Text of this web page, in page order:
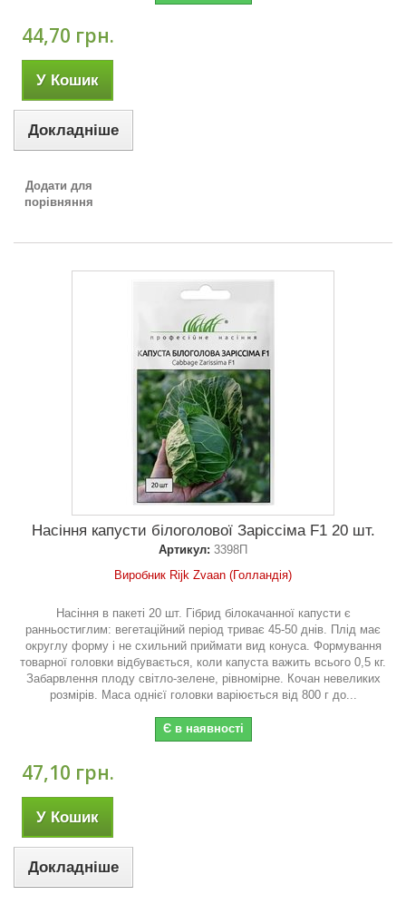
44,70 грн.
У Кошик
Докладніше
Додати для
порівняння
Насіння капусти білоголової Заріссіма F1 20 шт.
Артикул: 3398П
Виробник Rijk Zvaan (Голландія)
Насіння в пакеті 20 шт. Гібрид білокачанної капусти є
ранньостиглим: вегетаційний період триває 45-50 днів. Плід має
округлу форму і не схильний приймати вид конуса. Формування
товарної головки відбувається, коли капуста важить всього 0,5 кг.
Забарвлення плоду світло-зелене, рівномірне. Кочан невеликих
розмірів. Маса однієї головки варіюється від 800 г до...
Є в наявності
47,10 грн.
У Кошик
Докладніше